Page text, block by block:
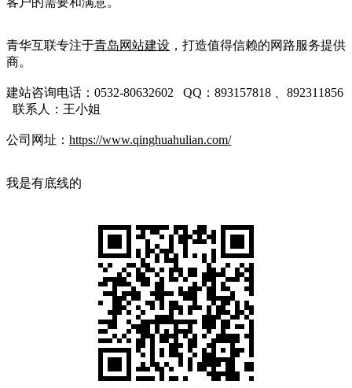
青华互联专注于青岛网站建设 ，打造值得信赖的网路服务提供
商。
建站咨询电话：0532-80632602 QQ：893157818 、892311856
联系人：王小姐
公司网址： https://www.qinghuahulian.com/
我是有底线的